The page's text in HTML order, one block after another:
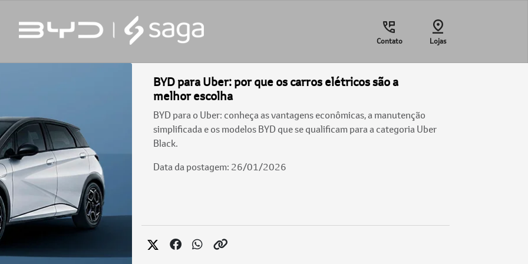
Contato Lojas
BYD para Uber: por que os carros elétricos são a
melhor escolha
BYD para o Uber: conheça as vantagens econômicas, a manutenção
simplificada e os modelos BYD que se qualificam para a categoria Uber
Black.
Data da postagem: 26/01/2026